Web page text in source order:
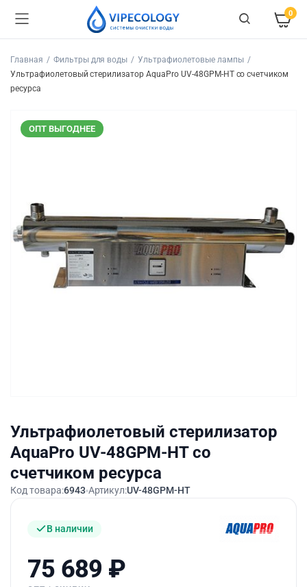
0
Главная Фильтры для воды
Ультрафиолетовые лампы
Ультрафиолетовый стерилизатор AquaPro UV-48GPM-HT со счетчиком
ресурса
ОПТ ВЫГОДНЕЕ
Ультрафиолетовый стерилизатор
AquaPro UV-48GPM-HT со
счетчиком ресурса
Код товара:6943 Артикул:UV-48GPM-HT
В наличии
75 689 ₽